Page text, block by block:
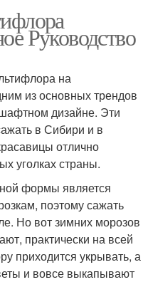
Руководство
на
из основных трендов
дизайне. Эти
в Сибири и в
отлично
уголках страны.
формы является
поэтому сажать
Но вот зимних морозов
практически на всей
приходится укрывать, а
и вовсе выкапывают